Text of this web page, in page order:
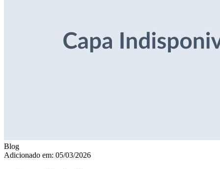
Blog
Adicionado em: 05/03/2026